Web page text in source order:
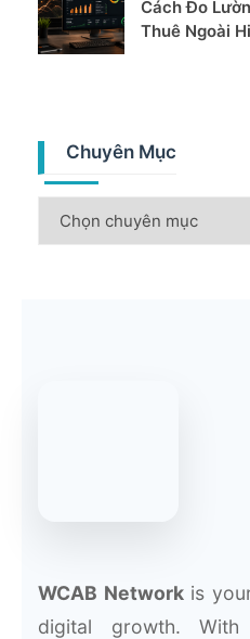
Cách Đo
Thuê Ngoài
Chuyên Mục
WCAB Networkis
digital growth. With